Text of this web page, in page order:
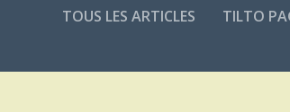
TOUS LES ARTICLES TILTO